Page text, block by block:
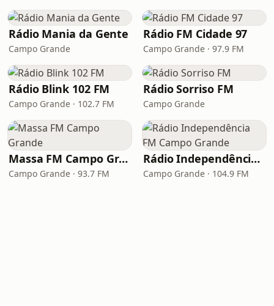
Rádio Mania da Gente
Campo Grande
Rádio FM Cidade 97
Campo Grande · 97.9 FM
Rádio Blink 102 FM
Campo Grande · 102.7 FM
Rádio Sorriso FM
Campo Grande
Massa FM Campo Grande
Campo Grande · 93.7 FM
Rádio Independência FM Campo Grande
Campo Grande · 104.9 FM